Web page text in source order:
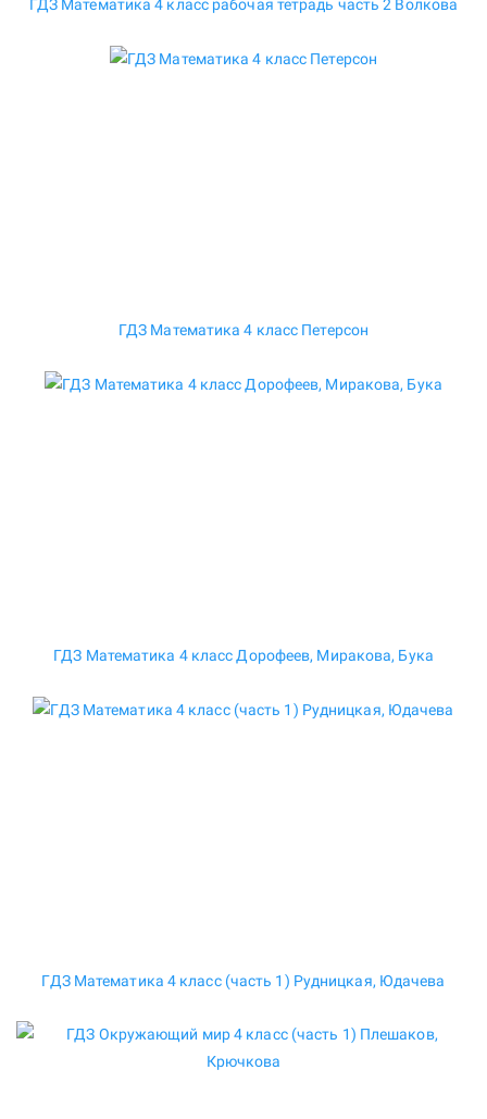
ГДЗ Математика 4 класс рабочая тетрадь часть 2 Волкова
ГДЗ Математика 4 класс Петерсон
ГДЗ Математика 4 класс Дорофеев, Миракова, Бука
ГДЗ Математика 4 класс (часть 1) Рудницкая, Юдачева